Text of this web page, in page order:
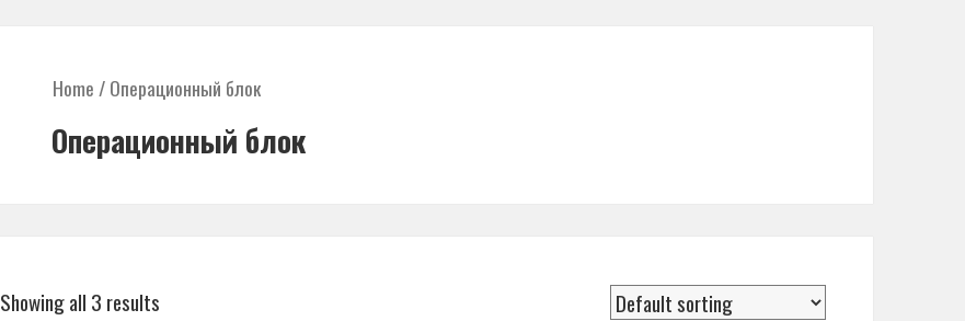
Home / Операционный блок
Операционный блок
Showing all 3 results